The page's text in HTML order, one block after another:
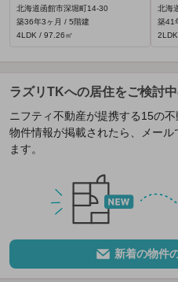
北海道函館市深堀町14-30
築36年3ヶ月 / 5階建
4LDK / 97.26㎡
北海
築41
ラズリTKへの居住をご検討
ニフティ不動産が提携する15の
物件情報が掲載されたら、メー
ます。
新着の物件